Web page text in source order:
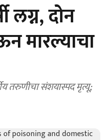
लग्न, दोन
मारल्याचा
तरुणीचा संशयास्पद मृत्यू;